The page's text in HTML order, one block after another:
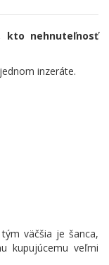
kto nehnuteľnosť
inzeráte.
väčšia je šanca,
kupujúcemu veľmi